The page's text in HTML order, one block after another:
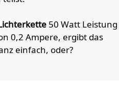
50 Watt Leistung
0,2 Ampere, ergibt das
einfach, oder?